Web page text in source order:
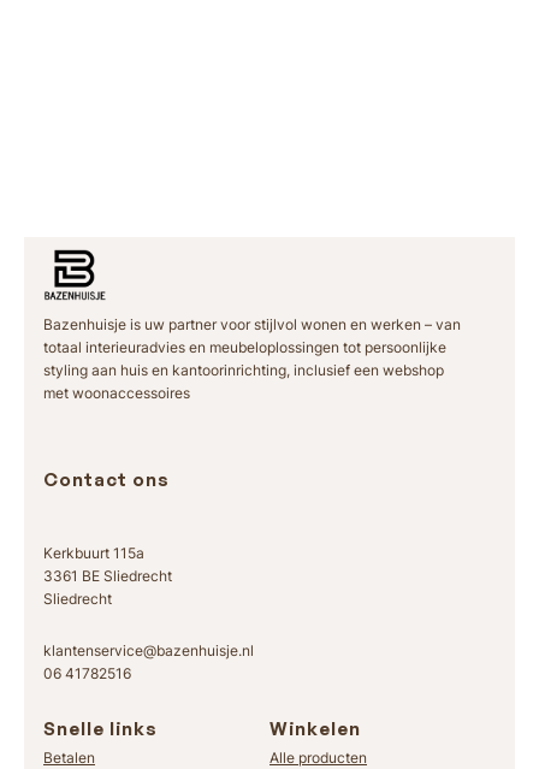
Bazenhuisje is uw partner voor stijlvol wonen en werken – van
totaal interieuradvies en meubeloplossingen tot persoonlijke
styling aan huis en kantoorinrichting, inclusief een webshop
met woonaccessoires
Contact ons
Kerkbuurt 115a
3361 BE Sliedrecht
Sliedrecht
klantenservice@bazenhuisje.nl
06 41782516
Snelle links
Betalen
Winkelen
Alle producten